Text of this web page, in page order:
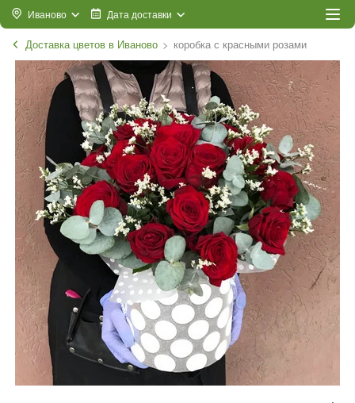
Иваново Дата доставки
Доставка цветов в Иваново коробка с красными розами